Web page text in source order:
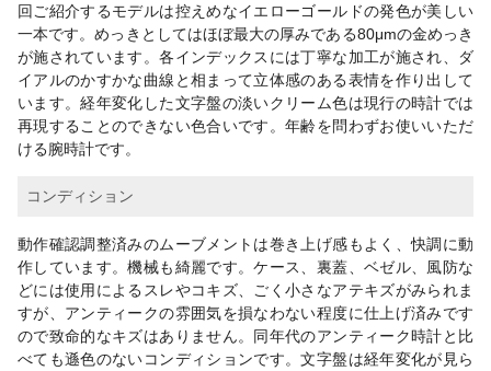
回ご紹介するモデルは控えめなイエローゴールドの発色が美しい
一本です。めっきとしてはほぼ最大の厚みである80μmの金めっき
が施されています。各インデックスには丁寧な加工が施され、ダ
イアルのかすかな曲線と相まって立体感のある表情を作り出して
います。経年変化した文字盤の淡いクリーム色は現行の時計では
再現することのできない色合いです。年齢を問わずお使いいただ
ける腕時計です。
コンディション
動作確認調整済みのムーブメントは巻き上げ感もよく、快調に動
作しています。機械も綺麗です。ケース、裏蓋、ベゼル、風防な
どには使用によるスレやコキズ、ごく小さなアテキズがみられま
すが、アンティークの雰囲気を損なわない程度に仕上げ済みです
ので致命的なキズはありません。同年代のアンティーク時計と比
べても遜色のないコンディションです。文字盤は経年変化が見ら